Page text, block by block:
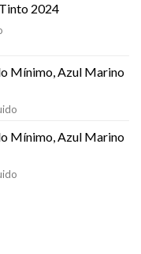
2024
Mínimo, Azul Marino
Mínimo, Azul Marino